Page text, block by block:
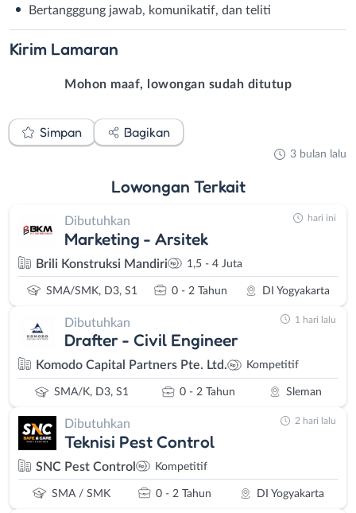
Bertangggung jawab, komunikatif, dan teliti
Kirim Lamaran
Mohon maaf, lowongan sudah ditutup
Simpan Bagikan
3 bulan lalu
Lowongan Terkait
Dibutuhkan
Marketing - Arsitek
Brili Konstruksi Mandiri 1,5 - 4 Juta
SMA/SMK, D3, S1 0 - 2 Tahun DI Yogyakarta
hari ini
Dibutuhkan
Drafter - Civil Engineer
Komodo Capital Partners Pte. Ltd. Kompetitif
SMA/K, D3, S1 0 - 2 Tahun Sleman
1 hari lalu
Dibutuhkan
Teknisi Pest Control
SNC Pest Control Kompetitif
SMA / SMK 0 - 2 Tahun DI Yogyakarta
2 hari lalu